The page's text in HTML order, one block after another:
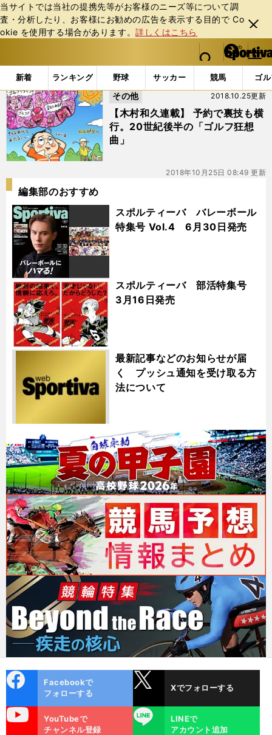
当サイトでは当社の提携先等がお客様のニーズ等について調
査・分析したり、お客様にお勧めの広告を表⽰する⽬的で Co
okie を使⽤する場合があります。詳しくはこちら
閉じ
る
web Sportiva (webスポルティーバ)
検索
マイペ
ー
ジ
メニュ
新着 ランキング 野球 サッカー 競馬 ゴ
b
ス
ポ
ル
テ
ィ
ー
バ
「#キャディーマスター」の最新ニュース・ 情報
【木村和久連載】 予約で裏技も横
行。20世紀後半の「ゴルフ狂想
曲」
2018.10.25更新
その他
2018年10月25日 08:49 更新
編集部のおすすめ
スポルティーバ バレーボール
特集号 Vol.4 6月30日発売
スポルティーバ 部活特集号
3月16日発売
最新記事などのお知らせが届
く プッシュ通知を受け取る方
法について
ok
Facebookで
フォローする
Xでフォローする
YouTubeで
チャンネル登録
LINE
LINEで
アカウント追加